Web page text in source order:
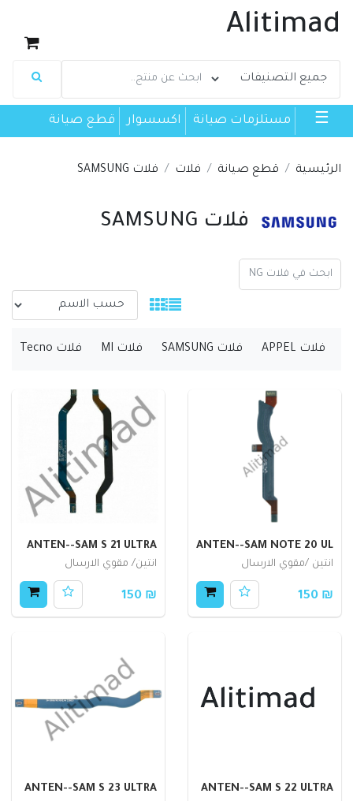
Alitimad
☰ مستلزمات صيانة اكسسوار قطع صيانة
الرئيسية قطع صيانة فلات فلات SAMSUNG
فلات SAMSUNG
فلات APPEL فلات SAMSUNG فلات MI فلات Tecno
ANTEN--SAM NOTE 20 UL
انتين /مقوي الارسال
₪ 150
ANTEN--SAM S 21 ULTRA
انتين/ مقوي الارسال
₪ 150
ANTEN--SAM S 22 ULTRA
ANTEN--SAM S 23 ULTRA